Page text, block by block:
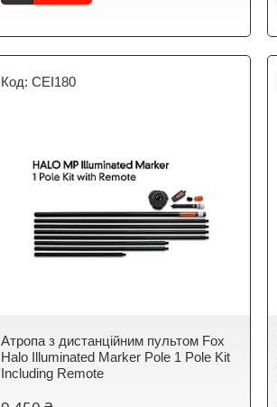
CEI180
Атропа з дистанційним пультом Fox
Halo Illuminated Marker Pole 1 Pole Kit
Including Remote